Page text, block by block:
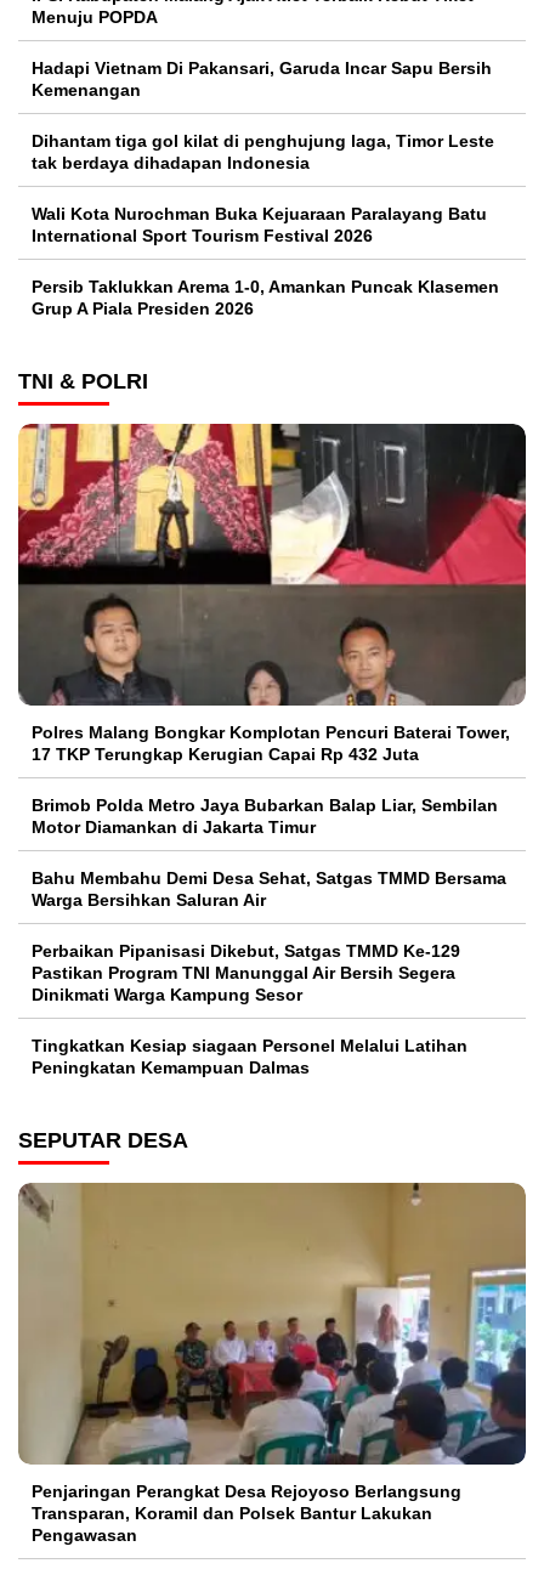
Menuju POPDA
Hadapi Vietnam Di Pakansari, Garuda Incar Sapu Bersih
Kemenangan
Dihantam tiga gol kilat di penghujung laga, Timor Leste
tak berdaya dihadapan Indonesia
Wali Kota Nurochman Buka Kejuaraan Paralayang Batu
International Sport Tourism Festival 2026
Persib Taklukkan Arema 1-0, Amankan Puncak Klasemen
Grup A Piala Presiden 2026
TNI & POLRI
Polres Malang Bongkar Komplotan Pencuri Baterai Tower,
17 TKP Terungkap Kerugian Capai Rp 432 Juta
Brimob Polda Metro Jaya Bubarkan Balap Liar, Sembilan
Motor Diamankan di Jakarta Timur
Bahu Membahu Demi Desa Sehat, Satgas TMMD Bersama
Warga Bersihkan Saluran Air
Perbaikan Pipanisasi Dikebut, Satgas TMMD Ke-129
Pastikan Program TNI Manunggal Air Bersih Segera
Dinikmati Warga Kampung Sesor
Tingkatkan Kesiap siagaan Personel Melalui Latihan
Peningkatan Kemampuan Dalmas
SEPUTAR DESA
Penjaringan Perangkat Desa Rejoyoso Berlangsung
Transparan, Koramil dan Polsek Bantur Lakukan
Pengawasan